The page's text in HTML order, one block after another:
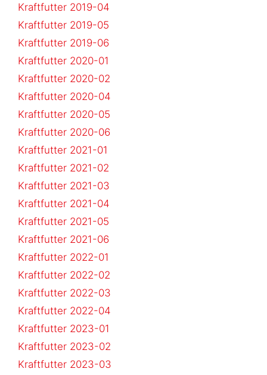
Kraftfutter 2019-04
Kraftfutter 2019-05
Kraftfutter 2019-06
Kraftfutter 2020-01
Kraftfutter 2020-02
Kraftfutter 2020-04
Kraftfutter 2020-05
Kraftfutter 2020-06
Kraftfutter 2021-01
Kraftfutter 2021-02
Kraftfutter 2021-03
Kraftfutter 2021-04
Kraftfutter 2021-05
Kraftfutter 2021-06
Kraftfutter 2022-01
Kraftfutter 2022-02
Kraftfutter 2022-03
Kraftfutter 2022-04
Kraftfutter 2023-01
Kraftfutter 2023-02
Kraftfutter 2023-03